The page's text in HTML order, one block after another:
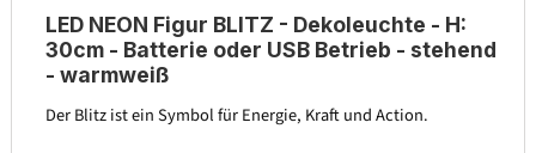
LED NEON Figur BLITZ - Dekoleuchte - H:
30cm - Batterie oder USB Betrieb - stehend
- warmweiß
Der Blitz ist ein Symbol für Energie, Kraft und Action.